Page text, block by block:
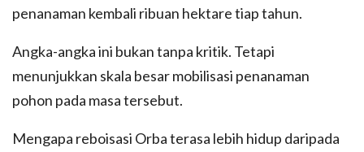
penanaman kembali ribuan hektare tiap tahun.
Angka-angka ini bukan tanpa kritik. Tetapi
menunjukkan skala besar mobilisasi penanaman
pohon pada masa tersebut.
Mengapa reboisasi Orba terasa lebih hidup daripada